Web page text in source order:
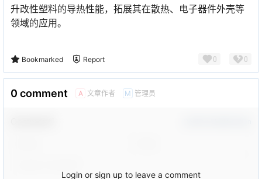
升改性塑料的导热性能，拓展其在散热、电子器件外壳等
领域的应用。
Bookmarked Report 0 0
0 comment A 文章作者 M 管理员
Login or sign up to leave a comment